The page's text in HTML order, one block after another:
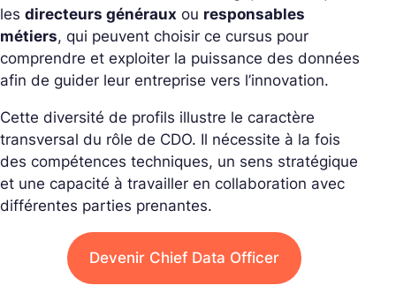
les directeurs généraux ou responsables
métiers, qui peuvent choisir ce cursus pour
comprendre et exploiter la puissance des données
afin de guider leur entreprise vers l’innovation.
Cette diversité de profils illustre le caractère
transversal du rôle de CDO. Il nécessite à la fois
des compétences techniques, un sens stratégique
et une capacité à travailler en collaboration avec
différentes parties prenantes.
Devenir Chief Data Officer